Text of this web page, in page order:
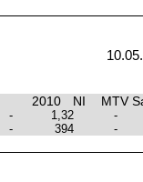
2010 NI MTV
- 1,32
-
- 394 -